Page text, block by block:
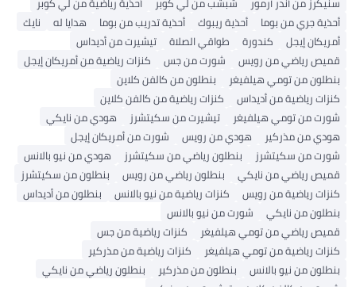
أحذية جري من بوما
أحذية ريبوك أحذية تدريب من بوما هدايا له
نايك
أمريكان إيجل
كندورة طواقي الصلاة
تيشيرت من أديداس
قميص رياضي من رويس
شورت من جس
كنزات رياضية من أمريكان إيجل
بنطلون من تومي هيلفيغر
بنطلون من كالفن كلاين
كنزات رياضية من أديداس
كنزات رياضية من كالفن كلاين
شورت من تومي هيلفيغر
تيشيرت من سكيتشرز
هودي من نايكي
هودي من مذركير
هودي من رويس
شورت من أمريكان إيجل
شورت من سكيتشرز
بنطلون رياضي من سكيتشرز
هودي من نيو بالانس
قميص رياضي من نايكي
بنطلون رياضي من رويس
بنطلون من سكيتشرز
كنزات رياضية من رويس
كنزات رياضية من نيو بالانس
بنطلون من أديداس
بنطلون من نايكي
شورت من نيو بالانس
قميص رياضي من تومي هيلفيغر
كنزات رياضية من جس
كنزات رياضية من تومي هيلفيغر
كنزات رياضية من مذركير
بنطلون من نيو بالانس
بنطلون من مذركير
بنطلون رياضي من نايكي